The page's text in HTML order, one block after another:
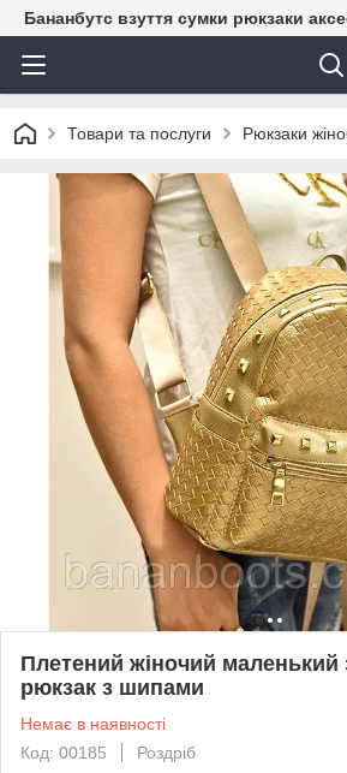
Бананбутс взуття сумки рюкзаки
Товари та послуги Рюкзаки
Плетений жіночий маленький
рюкзак з шипами
Немає в наявності
Код: 00185
Роздріб